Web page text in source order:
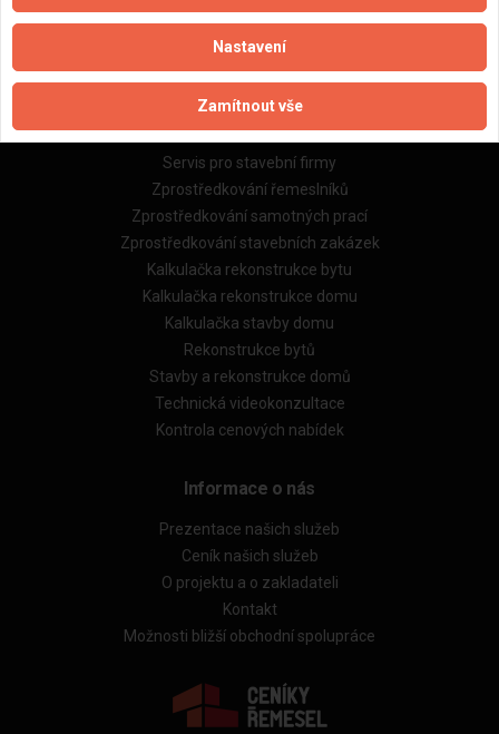
Obchodní podmínky (rozpočtování)
Reference
Servis pro stavební firmy
Zprostředkování řemeslníků
Zprostředkování samotných prací
Zprostředkování stavebních zakázek
Kalkulačka rekonstrukce bytu
Kalkulačka rekonstrukce domu
Kalkulačka stavby domu
Rekonstrukce bytů
Stavby a rekonstrukce domů
Technická videokonzultace
Kontrola cenových nabídek
Informace o nás
Prezentace našich služeb
Ceník našich služeb
O projektu a o zakladateli
Kontakt
Možnosti bližší obchodní spolupráce
Nastavení
Zamítnout vše